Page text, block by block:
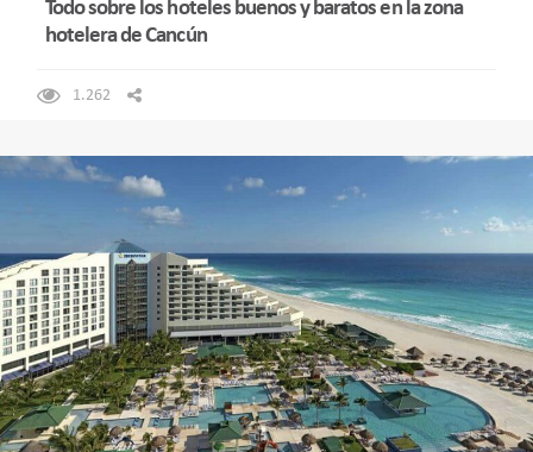
Todo sobre los hoteles buenos y baratos en la zona
hotelera de Cancún
1.262